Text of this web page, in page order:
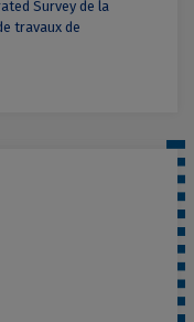
Survey de la
travaux de